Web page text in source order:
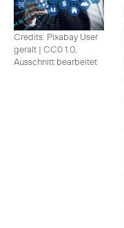
Credits: Pixabay User
geralt | CC0 1.0,
Ausschnitt bearbeitet